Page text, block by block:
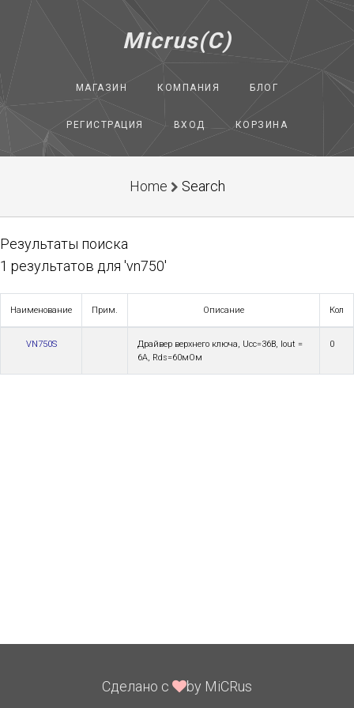
Micrus(C)
МАГАЗИН КОМПАНИЯ БЛОГ
РЕГИСТРАЦИЯ ВХОД КОРЗИНА
Home Search
Результаты поиска
1 результатов для 'vn750'
Наименование Прим. Описание Кол
VN750S
Драйвер верхнего ключа, Ucc=36В, Iout =
6A, Rds=60мОм
0
Сделано с by MiCRus